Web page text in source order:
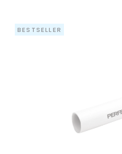
BESTSELLER